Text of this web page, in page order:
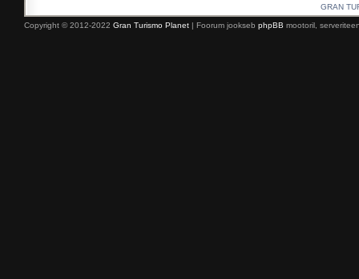
GRAN
Copyright © 2012-2022 Gran Turismo Planet | Foorum jookseb phpBB mootoril,